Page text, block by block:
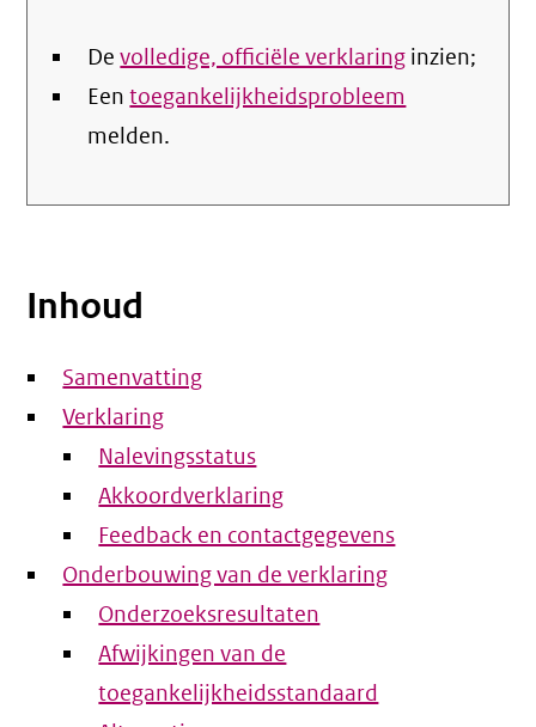
Devolledige, officiële verklaring inzien;
Eentoegankelijkheidsprobleem
melden.
Inhoud
Samenvatting
Verklaring
Nalevingsstatus
Akkoordverklaring
Feedback en contactgegevens
Onderbouwing van de verklaring
Onderzoeksresultaten
Afwijkingen van de
toegankelijkheidsstandaard